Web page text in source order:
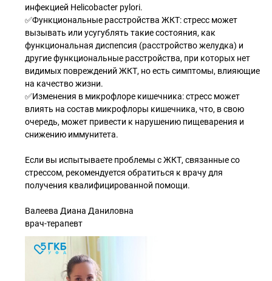
инфекцией Helicobacter pylori.
✅Функциональные расстройства ЖКТ: стресс может
вызывать или усугублять такие состояния, как
функциональная диспепсия (расстройство желудка) и
другие функциональные расстройства, при которых нет
видимых повреждений ЖКТ, но есть симптомы, влияющие
на качество жизни.
✅Изменения в микрофлоре кишечника: стресс может
влиять на состав микрофлоры кишечника, что, в свою
очередь, может привести к нарушению пищеварения и
снижению иммунитета.
Если вы испытываете проблемы с ЖКТ, связанные со
стрессом, рекомендуется обратиться к врачу для
получения квалифицированной помощи.
Валеева Диана Даниловна
врач-терапевт